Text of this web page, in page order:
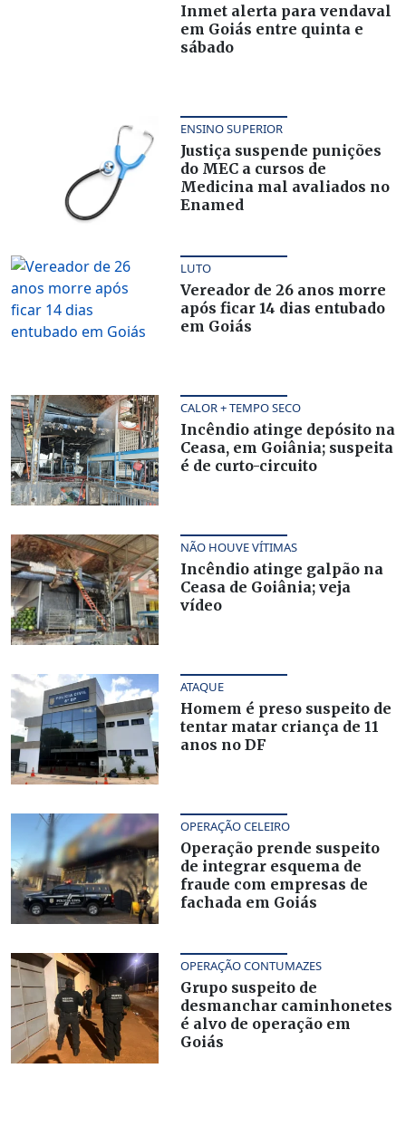
Inmet alerta para vendaval
em Goiás entre quinta e
sábado
ENSINO SUPERIOR
Justiça suspende punições
do MEC a cursos de
Medicina mal avaliados no
Enamed
LUTO
Vereador de 26 anos morre
após ficar 14 dias entubado
em Goiás
CALOR + TEMPO SECO
Incêndio atinge depósito na
Ceasa, em Goiânia; suspeita
é de curto-circuito
NÃO HOUVE VÍTIMAS
Incêndio atinge galpão na
Ceasa de Goiânia; veja
vídeo
ATAQUE
Homem é preso suspeito de
tentar matar criança de 11
anos no DF
OPERAÇÃO CELEIRO
Operação prende suspeito
de integrar esquema de
fraude com empresas de
fachada em Goiás
OPERAÇÃO CONTUMAZES
Grupo suspeito de
desmanchar caminhonetes
é alvo de operação em
Goiás